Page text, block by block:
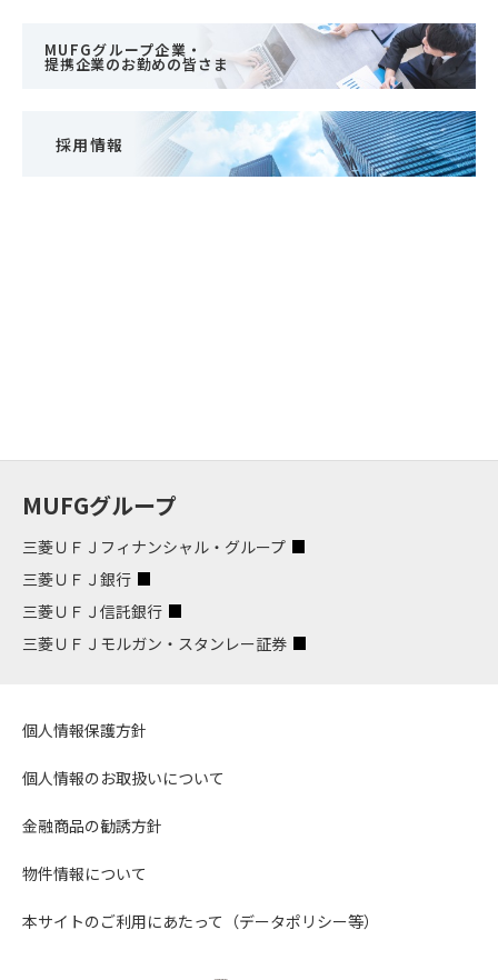
MUFGグループ企業・
提携企業のお勤めの皆さま
採用情報
MUFGグループ
三菱ＵＦＪフィナンシャル・グループ
三菱ＵＦＪ銀行
三菱ＵＦＪ信託銀行
三菱ＵＦＪモルガン・スタンレー証券
個人情報保護方針
個人情報のお取扱いについて
金融商品の勧誘方針
物件情報について
本サイトのご利用にあたって（データポリシー等）